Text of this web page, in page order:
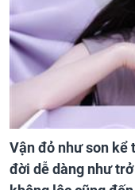
Vận đỏ như son kể
đời dễ dàng như